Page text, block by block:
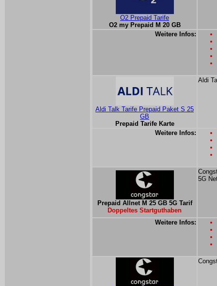
O2 Prepaid Tarife
O2 my Prepaid M 20 GB
Weitere Infos:
Aldi Talk Tarife Prepaid Paket S 25
GB
Prepaid Tarife Karte
Aldi
Weitere Infos:
Prepaid Allnet M 25 GB 5G Tarif
Doppeltes Startguthaben
5G
Weitere Infos: